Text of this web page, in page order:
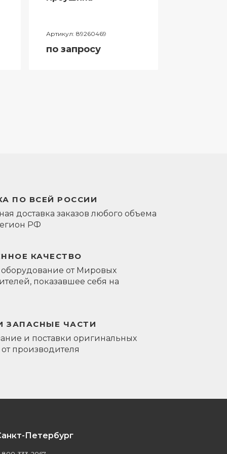
Артикул: 89260469
по запросу
ПО ВСЕЙ РОССИИ
доставка заказов любого объема
РФ
КАЧЕСТВО
оборудование от Мировых
показавшее себя на
ЗАПАСНЫЕ ЧАСТИ
и поставки оригинальных
от производителя
Петербург